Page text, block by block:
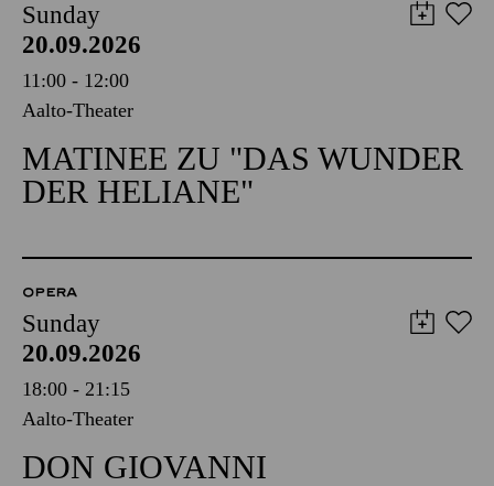
Sunday
20.09.2026
11:00 - 12:00
Aalto-Theater
MATINEE ZU "DAS WUNDER
DER HELIANE"
OPERA
Sunday
20.09.2026
18:00 - 21:15
Aalto-Theater
DON GIOVANNI